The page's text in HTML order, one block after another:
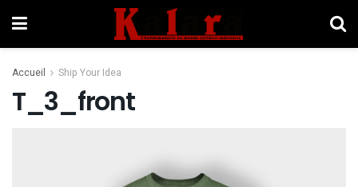
Accueil Ship Your Idea
T_3_front